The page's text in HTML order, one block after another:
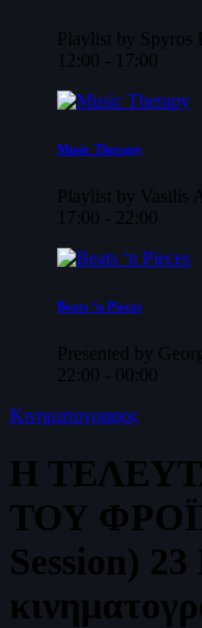
Playlist by Spyros
12:00 - 17:00
Music Therapy
Playlist by Vasilis
17:00 - 22:00
Beats ‘n Pieces
Presented by
22:00 - 00:00
Κινηματογραφος
Η
ΤΟΥ
Session)